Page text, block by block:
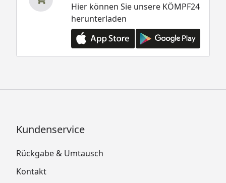
Hier können Sie unsere KÖMPF24
herunterladen
Kundenservice
Rückgabe & Umtausch
Kontakt